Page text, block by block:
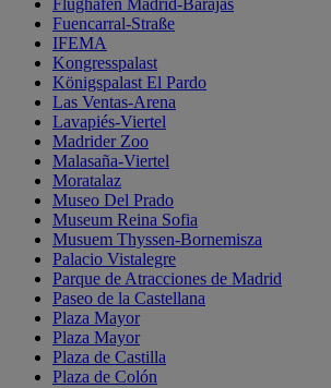
Flughafen Madrid-Barajas
Fuencarral-Straße
IFEMA
Kongresspalast
Königspalast El Pardo
Las Ventas-Arena
Lavapiés-Viertel
Madrider Zoo
Malasaña-Viertel
Moratalaz
Museo Del Prado
Museum Reina Sofia
Musuem Thyssen-Bornemisza
Palacio Vistalegre
Parque de Atracciones de Madrid
Paseo de la Castellana
Plaza Mayor
Plaza Mayor
Plaza de Castilla
Plaza de Colón